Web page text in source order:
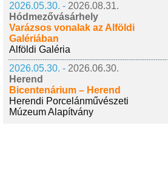
2026.05.30. - 2026.08.31.
Hódmezővásárhely
Varázsos vonalak az Alföldi
Galériában
Alföldi Galéria
2026.05.30. - 2026.06.30.
Herend
Bicentenárium – Herend
Herendi Porcelánművészeti
Múzeum Alapítvány